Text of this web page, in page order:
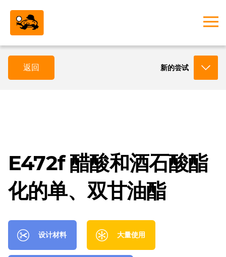
返回 新的尝试
E472f 醋酸和酒石酸酯
化的单、双甘油酯
设计材料 大量使用